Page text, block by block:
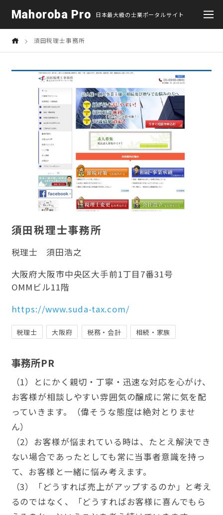
Mahoroba Pro 日本最大級の士業ポータルサイト
須田税理士事務所
須田税理士事務所
税理士
須田浩之
大阪府大阪市中央区大手前1丁目7番31号
OMMビル11階
https://www.suda-tax.com/
税理士 大阪府 税務・会計 相続・家族
事務所PR
（1）とにかく親切・丁寧・迅速な対応を心がけ、
お客様が相談しやすい雰囲気の醸成に常に気を配
っていきます。（偉そうな態度は絶対とりませ
ん）
（2）お客様が悩まれている時は、たとえ解決でき
ない場合であったとしても常に当事者意識を持っ
て、お客様と一緒に悩み考えます。
（3）「どうすれば売上がアップするのか」と考え
るのではなく、「どうすればお客様に喜んでもら